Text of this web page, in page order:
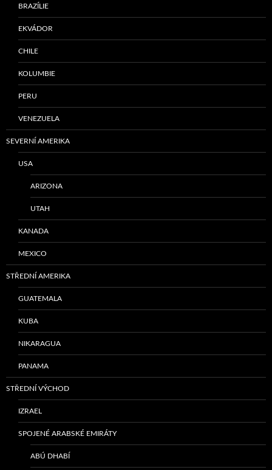
BRAZÍLIE
EKVÁDOR
CHILE
KOLUMBIE
PERU
VENEZUELA
SEVERNÍ AMERIKA
USA
ARIZONA
UTAH
KANADA
MEXICO
STŘEDNÍ AMERIKA
GUATEMALA
KUBA
NIKARAGUA
PANAMA
STŘEDNÍ VÝCHOD
IZRAEL
SPOJENÉ ARABSKÉ EMIRÁTY
ABÚ DHABÍ